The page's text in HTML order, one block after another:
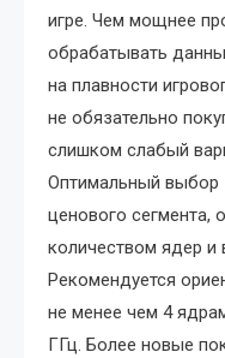
игре. Чем мощнее
обрабатывать
на плавности
не обязательно
слишком слабый
Оптимальный выбор
ценового
количеством ядер и
Рекомендуется
не менее чем 4
ГГц. Более новые